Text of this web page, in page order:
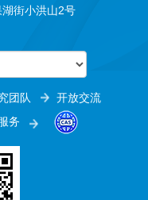
街小洪山2号
团队
开放交流
务